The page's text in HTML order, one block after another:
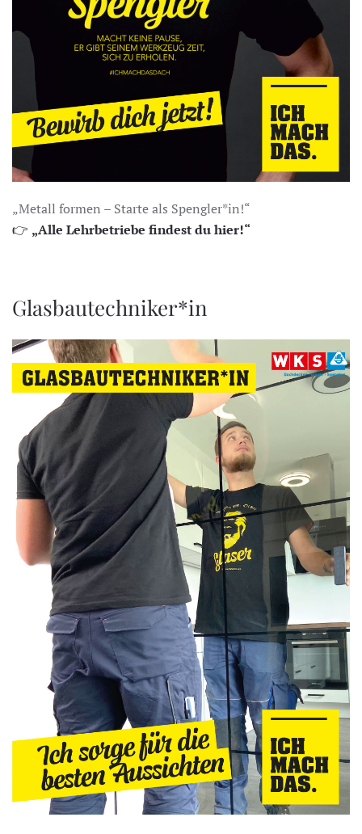
„Metall formen – Starte als Spengler*in!“
👉 „Alle Lehrbetriebe findest du hier!“
Glasbautechniker*in